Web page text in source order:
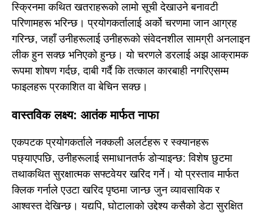
स्क्रिनमा कथित खतराहरूको लामो सूची देखाउने बनावटी
परिणामहरू भरिन्छ। प्रयोगकर्तालाई अर्को चरणमा जान आग्रह
गरिन्छ, जहाँ उनीहरूलाई उनीहरूको संवेदनशील सामग्री अनलाइन
लीक हुन सक्छ भनिएको हुन्छ। यो चरणले डरलाई अझ आक्रामक
रूपमा शोषण गर्दछ, दाबी गर्दै कि तत्काल कारबाही नगरिएसम्म
फाइलहरू प्रकाशित वा बेचिन सक्छ।
वास्तविक लक्ष्य: आतंक मार्फत नाफा
एकपटक प्रयोगकर्ताले नक्कली अलर्टहरू र स्क्यानहरू
पछ्याएपछि, उनीहरूलाई समाधानतर्फ डोऱ्याइन्छ: विशेष छुटमा
तथाकथित सुरक्षात्मक सफ्टवेयर खरिद गर्ने। यो प्रस्ताव मार्फत
क्लिक गर्नाले एउटा खरिद पृष्ठमा जान्छ जुन व्यावसायिक र
आश्वस्त देखिन्छ। यद्यपि, घोटालाको उद्देश्य कसैको डेटा सुरक्षित